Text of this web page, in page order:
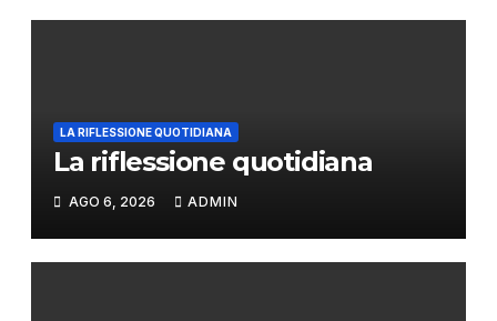
LA RIFLESSIONE QUOTIDIANA
La riflessione quotidiana
AGO 6, 2026 ADMIN